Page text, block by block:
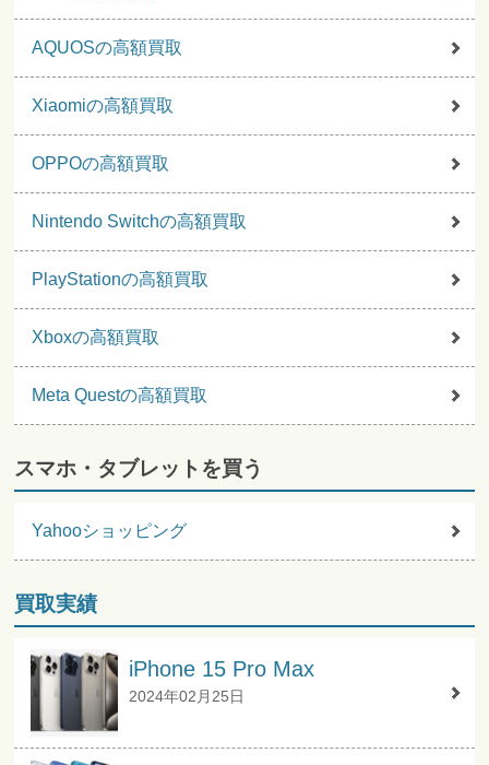
AQUOSの高額買取
Xiaomiの高額買取
OPPOの高額買取
Nintendo Switchの高額買取
PlayStationの高額買取
Xboxの高額買取
Meta Questの高額買取
スマホ・タブレットを買う
Yahooショッピング
買取実績
iPhone 15 Pro Max
2024年02月25日